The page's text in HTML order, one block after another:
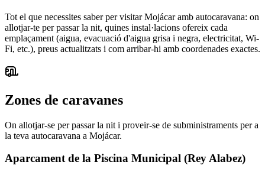
Tot el que necessites saber per visitar Mojácar amb autocaravana: on
allotjar-te per passar la nit, quines instal·lacions ofereix cada
emplaçament (aigua, evacuació d'aigua grisa i negra, electricitat, Wi-
Fi, etc.), preus actualitzats i com arribar-hi amb coordenades exactes.
Zones de caravanes
On allotjar-se per passar la nit i proveir-se de subministraments per a
la teva autocaravana a Mojácar.
Aparcament de la Piscina Municipal (Rey Alabez)